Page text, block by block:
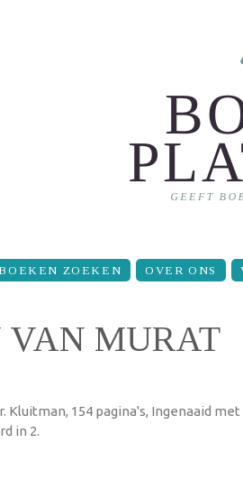
BOEKEN ZOEKEN OVER ONS
MURAT
Kluitman, 154 pagina's, Ingenaaid met
in 2.